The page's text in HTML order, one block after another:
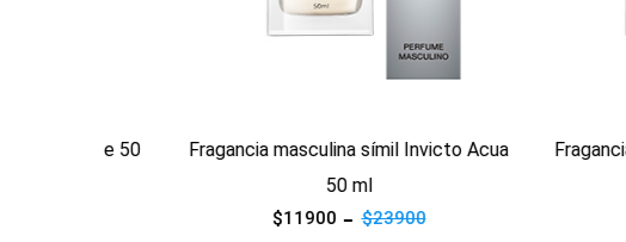
Fragancia masculina símil Invicto Acua
$23900
Fragancia